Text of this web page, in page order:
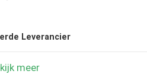
Leverancier
meer